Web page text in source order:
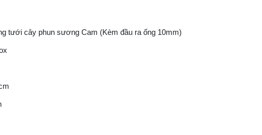
tưới cây phun sương Cam (Kèm đầu ra ống 10mm)